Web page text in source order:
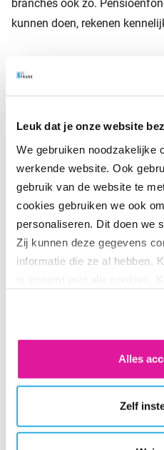
Leuk dat je onze website
We gebruiken noodzakelijke
werkende website. Ook
gebruik van de website te
cookies gebruiken we ook
personaliseren. Dit doen we
Zij kunnen deze gegevens
informatie die ze al hebben.
vind je meer informatie. Je
Alles
Zelf
branches ook zo.
kunnen doen, rekenen
Het streven van de AFM
het pensioendashboard
consument is meer gebaat
van een onafhankelijk adviseur.
Folkert Pama,
Bekijk ook de anderecolumns
en lees zijn